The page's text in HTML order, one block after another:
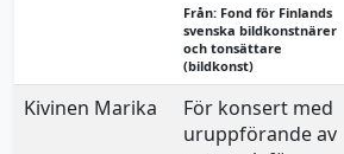
Från: Fond för Finlands
svenska bildkonstnärer
och tonsättare
(bildkonst)
Kivinen Marika
För konsert med
uruppförande av